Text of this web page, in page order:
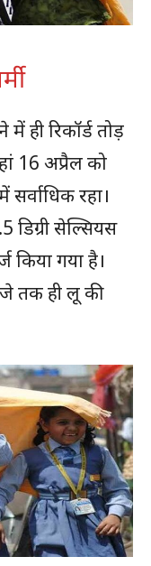
ही रिकॉर्ड तोड़
16 अप्रैल को
रहा।
डिग्री सेल्सियस
किया गया है।
तक ही लू की